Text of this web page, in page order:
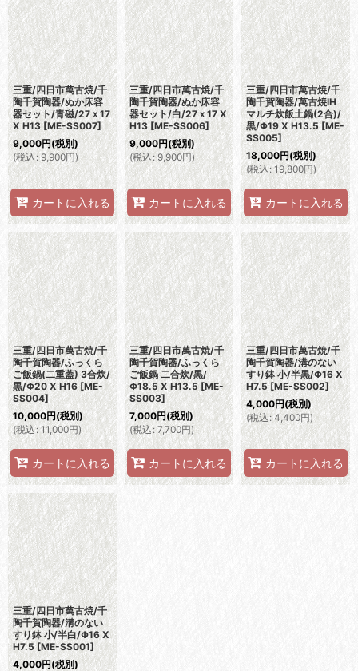
三重/四日市萬古焼/千
陶千賀陶器/ぬか床容
器セット/青磁/27ｘ17
X H13 [ME-SS007]
9,000円(税別)
(税込 : 9,900円)
カートに入れる
三重/四日市萬古焼/千
陶千賀陶器/ぬか床容
器セット/白/27ｘ17 X
H13 [ME-SS006]
9,000円(税別)
(税込 : 9,900円)
カートに入れる
三重/四日市萬古焼/千
陶千賀陶器/萬古焼IH
マルチ炊飯土鍋(2合)/
黒/Φ19 X H13.5 [ME-
SS005]
18,000円(税別)
(税込: 19,800円)
カートに入れる
三重/四日市萬古焼/千
陶千賀陶器/ふっくら
ご飯鍋(二重蓋) 3合炊/
黒/Φ20 X H16 [ME-
SS004]
10,000円(税別)
(税込: 11,000円)
カートに入れる
三重/四日市萬古焼/千
陶千賀陶器/ふっくら
ご飯鍋 二合炊/黒/
Φ18.5 X H13.5 [ME-
SS003]
7,000円(税別)
(税込: 7,700円)
カートに入れる
三重/四日市萬古焼/千
陶千賀陶器/溝のない
すり鉢 小/半黒/Φ16 X
H7.5 [ME-SS002]
4,000円(税別)
(税込: 4,400円)
カートに入れる
三重/四日市萬古焼/千
陶千賀陶器/溝のない
すり鉢 小/半白/Φ16 X
H7.5 [ME-SS001]
4,000円(税別)